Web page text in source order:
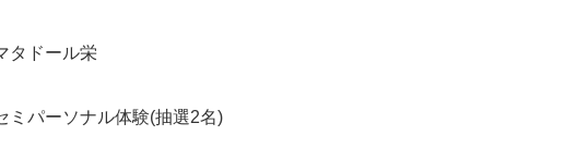
ドール栄
パーソナル体験(抽選2名)